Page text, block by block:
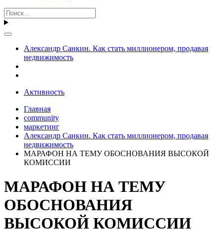
Александр Санкин. Как стать миллионером, продавая
недвижимость
Активность
Главная
community
маркетинг
Александр Санкин. Как стать миллионером, продавая
недвижимость
МАРАФОН НА ТЕМУ ОБОСНОВАНИЯ ВЫСОКОЙ
КОМИССИИ
МАРАФОН НА ТЕМУ
ОБОСНОВАНИЯ
ВЫСОКОЙ КОМИССИИ